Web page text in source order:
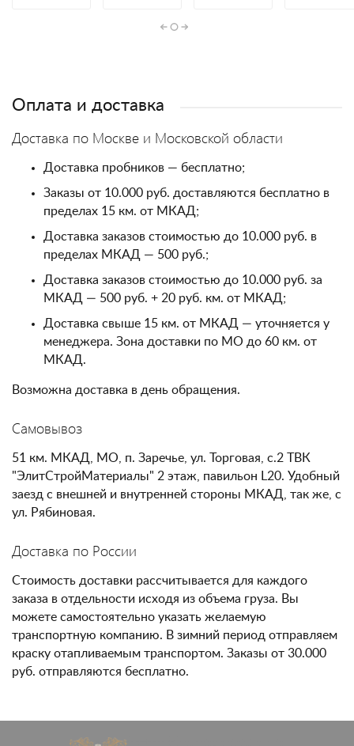
Оплата и доставка
Доставка по Москве и Московской области
Доставка пробников — бесплатно;
Заказы от 10.000 руб. доставляются бесплатно в
пределах 15 км. от МКАД;
Доставка заказов стоимостью до 10.000 руб. в
пределах МКАД — 500 руб.;
Доставка заказов стоимостью до 10.000 руб. за
МКАД — 500 руб. + 20 руб. км. от МКАД;
Доставка свыше 15 км. от МКАД — уточняется у
менеджера. Зона доставки по МО до 60 км. от
МКАД.
Возможна доставка в день обращения.
Самовывоз
51 км. МКАД, МО, п. Заречье, ул. Торговая, с.2 ТВК
"ЭлитСтройМатериалы" 2 этаж, павильон L20. Удобный
заезд с внешней и внутренней стороны МКАД, так же, с
ул. Рябиновая.
Доставка по России
Стоимость доставки рассчитывается для каждого
заказа в отдельности исходя из объема груза. Вы
можете самостоятельно указать желаемую
транспортную компанию. В зимний период отправляем
краску отапливаемым транспортом. Заказы от 30.000
руб. отправляются бесплатно.